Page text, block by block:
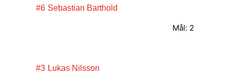
#6 Sebastian Barthold
Mål: 2
#3 Lukas Nilsson